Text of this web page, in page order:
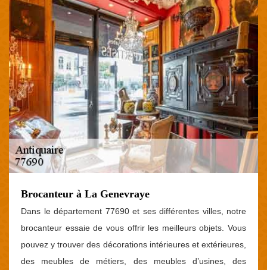
Brocanteur à La Genevraye
Dans le département 77690 et ses différentes villes, notre
brocanteur essaie de vous offrir les meilleurs objets. Vous
pouvez y trouver des décorations intérieures et extérieures,
des meubles de métiers, des meubles d’usines, des